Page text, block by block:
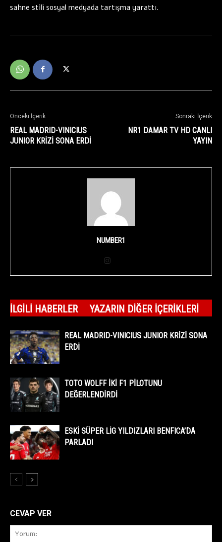
sahne stili sosyal medyada tartışma yarattı.
Önceki İçerik
REAL MADRID-VINICIUS
JUNIOR KRİZİ SONA ERDİ
Sonraki İçerik
NR1 DAMAR TV HD CANLI
YAYIN
NUMBER1
İLGILI HABERLER YAZARIN DIĞER İÇERIKLERI
REAL MADRID-VINICIUS JUNIOR KRİZİ SONA
ERDİ
TOTO WOLFF İKİ F1 PİLOTUNU
DEĞERLENDİRDİ
ESKİ SÜPER LİG YILDIZLARI BENFICA’DA
PARLADI
CEVAP VER